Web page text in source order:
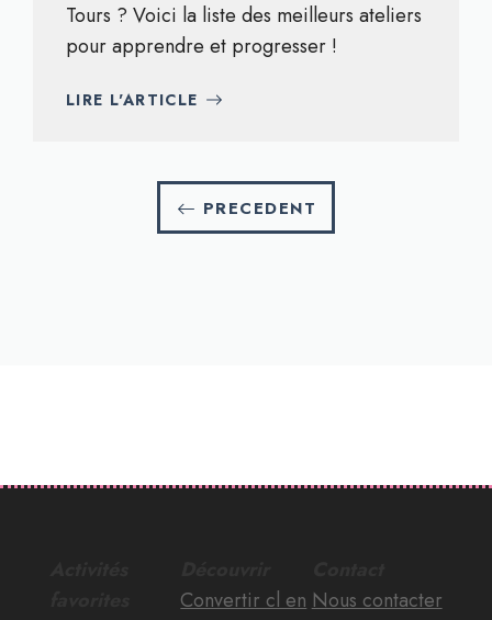
Tours ? Voici la liste des meilleurs ateliers
pour apprendre et progresser !
LIRE L'ARTICLE
PRECEDENT
Convertir cl en Nous contacter